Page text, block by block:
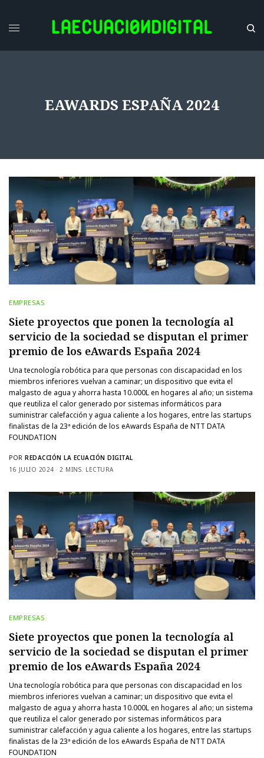
EAWARDS ESPAÑA 2024
EMPRESAS
Siete proyectos que ponen la tecnología al
servicio de la sociedad se disputan el primer
premio de los eAwards España 2024
Una tecnología robótica para que personas con discapacidad en los
miembros inferiores vuelvan a caminar; un dispositivo que evita el
malgasto de agua y ahorra hasta 10.000L en hogares al año; un sistema
que reutiliza el calor generado por sistemas informáticos para
suministrar calefacción y agua caliente a los hogares, entre las startups
finalistas de la 23ª edición de los eAwards España de NTT DATA
FOUNDATION
POR REDACCIÓN LA ECUACIÓN DIGITAL
16 JULIO 2024
2 MINS. LECTURA
EMPRESAS
Siete proyectos que ponen la tecnología al
servicio de la sociedad se disputan el primer
premio de los eAwards España 2024
Una tecnología robótica para que personas con discapacidad en los
miembros inferiores vuelvan a caminar; un dispositivo que evita el
malgasto de agua y ahorra hasta 10.000L en hogares al año; un sistema
que reutiliza el calor generado por sistemas informáticos para
suministrar calefacción y agua caliente a los hogares, entre las startups
finalistas de la 23ª edición de los eAwards España de NTT DATA
FOUNDATION